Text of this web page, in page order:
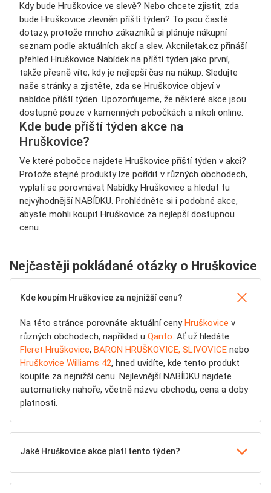
Kdy bude Hruškovice ve slevě? Nebo chcete zjistit, zda
bude Hruškovice zlevněn příští týden? To jsou časté
dotazy, protože mnoho zákazníků si plánuje nákupní
seznam podle aktuálních akcí a slev. Akcniletak.cz přináší
přehled Hruškovice Nabídek na příští týden jako první,
takže přesně víte, kdy je nejlepší čas na nákup. Sledujte
naše stránky a zjistěte, zda se Hruškovice objeví v
nabídce příští týden. Upozorňujeme, že některé akce jsou
dostupné pouze v kamenných pobočkách a nikoli online.
Kde bude příští týden akce na
Hruškovice?
Ve které pobočce najdete Hruškovice příští týden v akci?
Protože stejné produkty lze pořídit v různých obchodech,
vyplatí se porovnávat Nabídky Hruškovice a hledat tu
nejvýhodnější NABÍDKU. Prohlédněte si i podobné akce,
abyste mohli koupit Hruškovice za nejlepší dostupnou
cenu.
Nejčastěji pokládané otázky o Hruškovice
Kde koupím Hruškovice za nejnižší cenu?
Na této stránce porovnáte aktuální cenyHruškovice v
různých obchodech, například u Qanto. Ať už hledáte
Fleret Hruškovice, BARON HRUŠKOVICE, SLIVOVICE nebo
Hruškovice Williams 42, hned uvidíte, kde tento produkt
koupíte za nejnižší cenu. Nejlevnější NABÍDKU najdete
automaticky nahoře, včetně názvu obchodu, cena a doby
platnosti.
Jaké Hruškovice akce platí tento týden?